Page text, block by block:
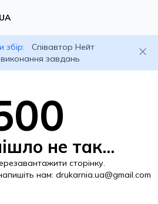
збір:
Співавтор Нейт
завдань
не так...
сторінку.
нам: drukarnia.ua@gmail.com